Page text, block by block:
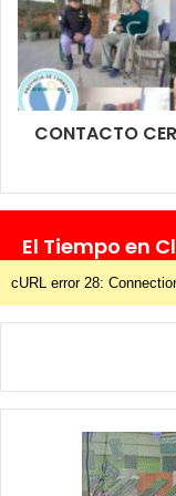
CONTACTO
El Tiempo en
cURL error 28: